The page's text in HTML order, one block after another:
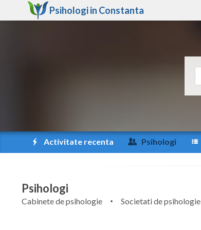
Psihologi in Constanta
Activitate recenta Psihologi
Psihologi
Cabinete de psihologie Societati de psihologie